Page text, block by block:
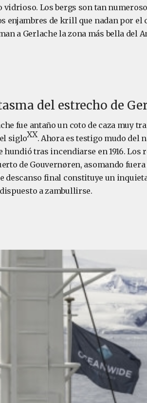
vidrioso. Los bergs son tan
enjambres de krill que nadan por el
a Gerlache la zona más bella del
del estrecho de
fue antaño un coto de caza muy
sigloXX. Ahora es testigo mudo del
hundió tras incendiarse en 1916. Los
de Gouvernøren, asomando
descanso final constituye un
a zambullirse.